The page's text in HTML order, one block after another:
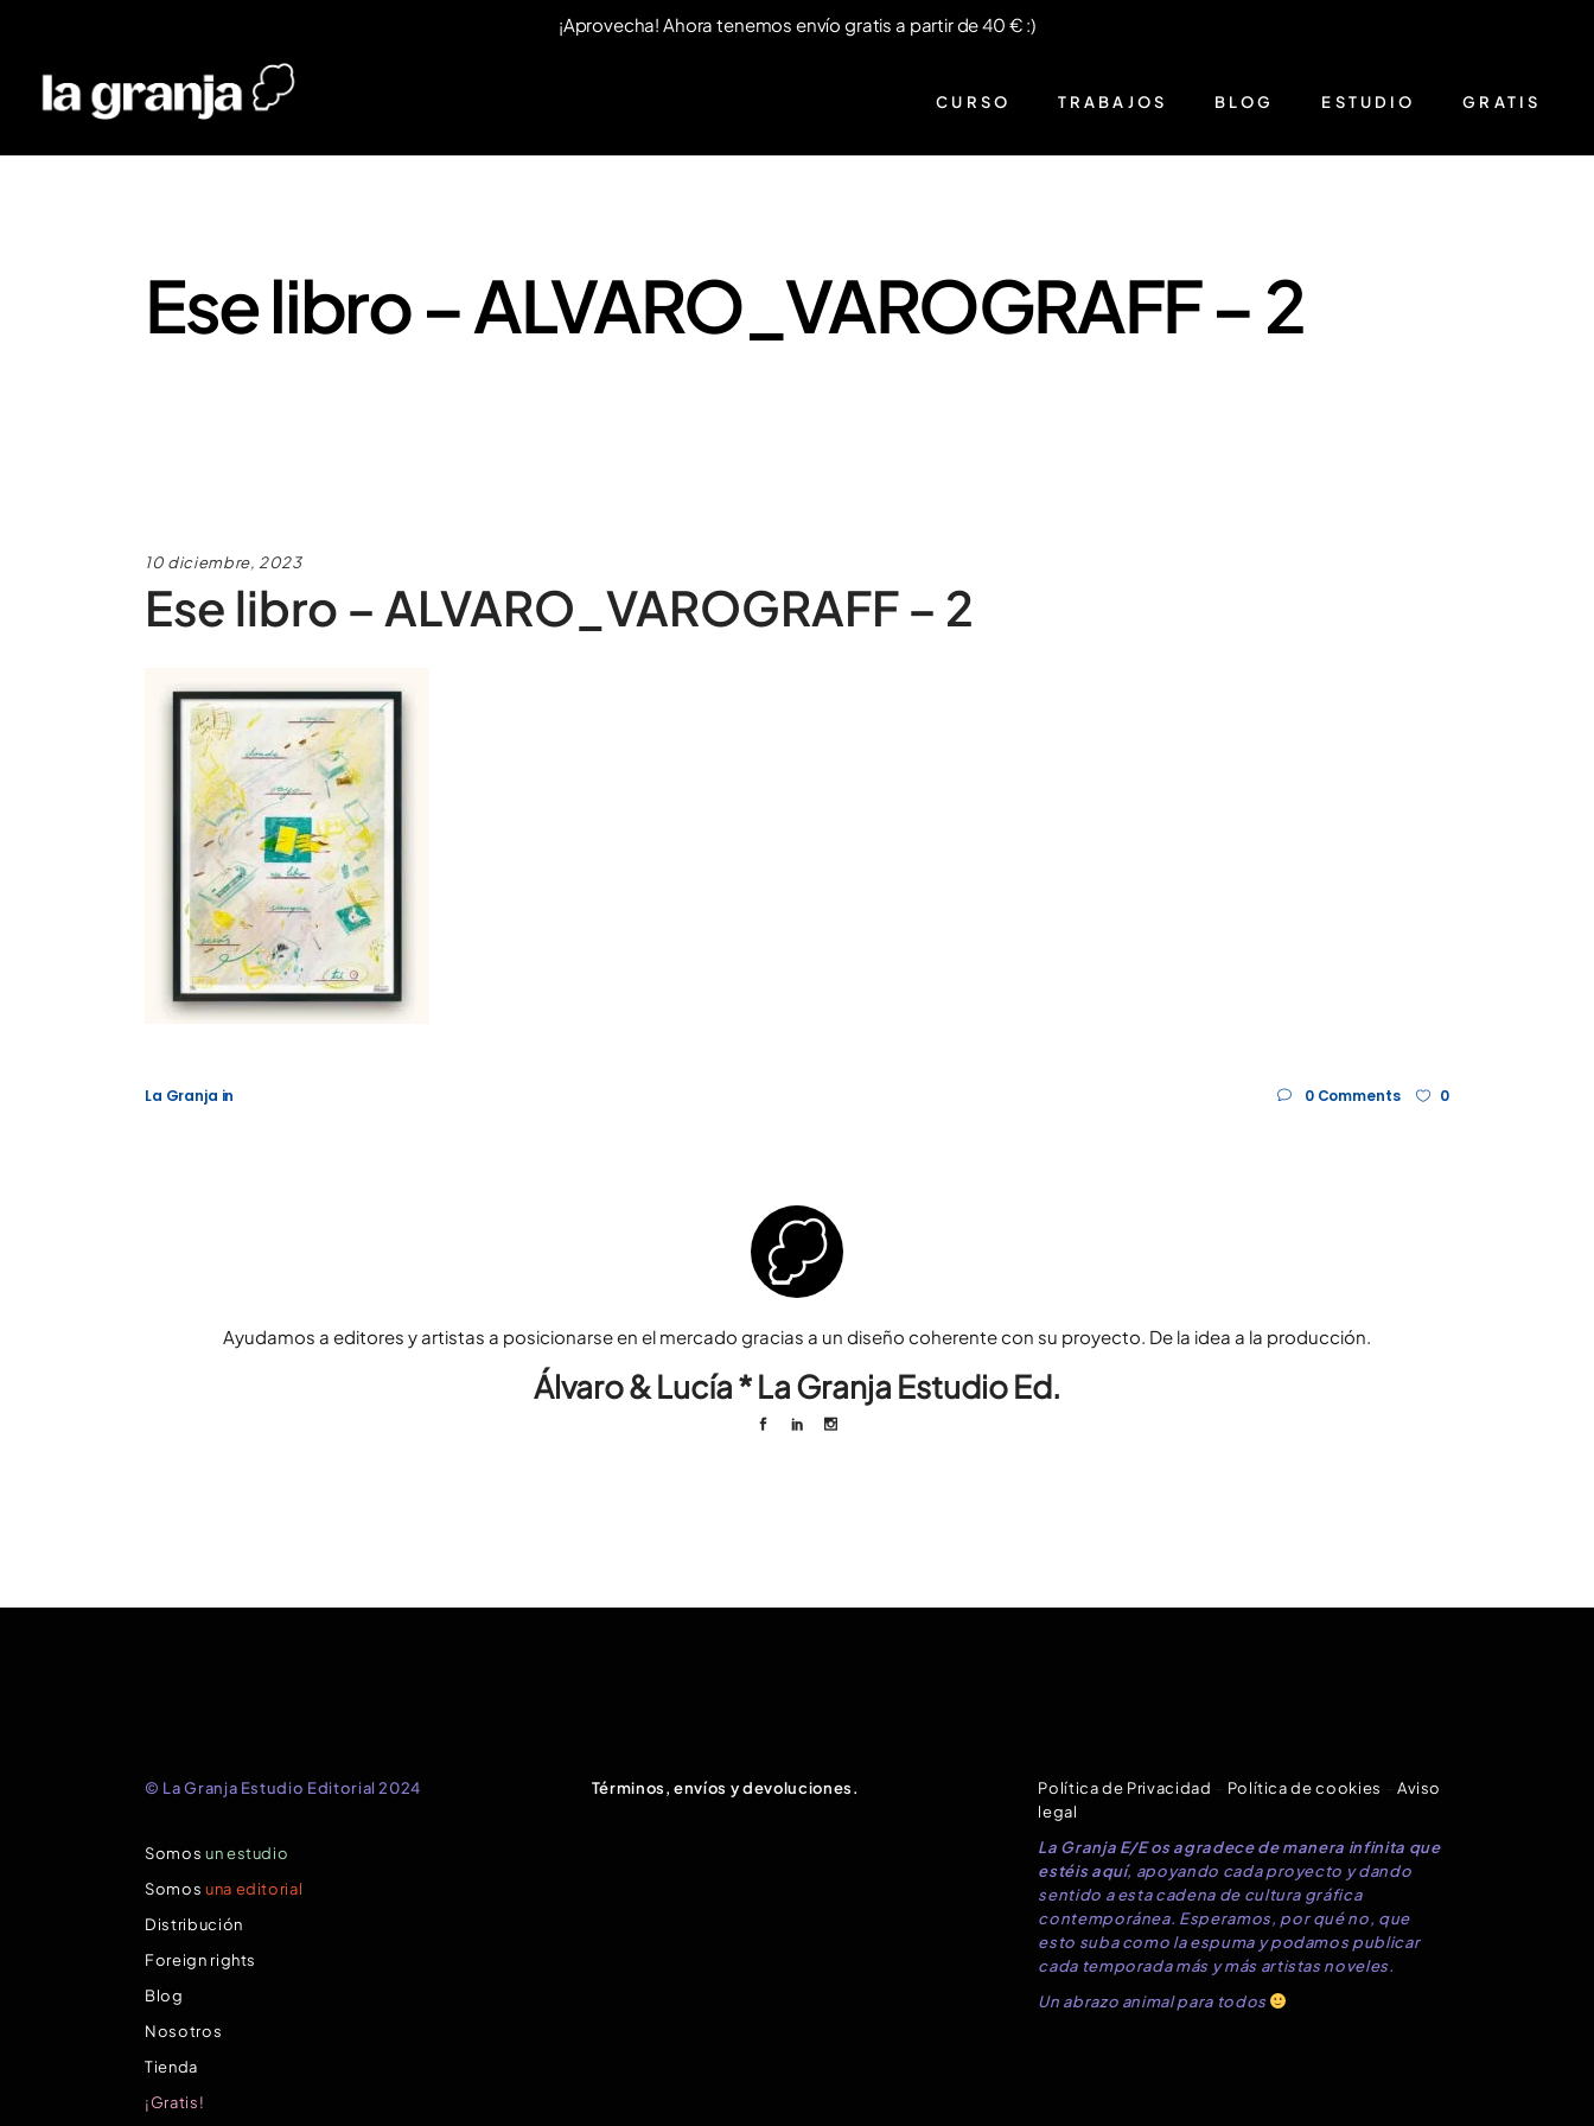
CURSO TRABAJOS BLOG ESTUDIO GRATIS
Ese libro – ALVARO_VAROGRAFF – 2
10 diciembre, 2023
Ese libro – ALVARO_VAROGRAFF – 2
La Granja in 0 Comments 0
Ayudamos a editores y artistas a posicionarse en el mercado gracias a un diseño coherente con su proyecto. De la idea a la producción.
Álvaro & Lucía * La Granja Estudio Ed.
© La Granja Estudio Editorial 2024
Somos un estudio
Somos una editorial
Distribución
Foreign rights
Blog
Nosotros
Tienda
¡Gratis!
Términos, envíos y devoluciones. Política de Privacidad Política de cookies
Aviso
legal
La Granja E/E os agradece de manera infinita que
estéis aquí, apoyando cada proyecto y dando
sentido a esta cadena de cultura gráfica
contemporánea. Esperamos, por qué no, que
esto suba como la espuma y podamos publicar
cada temporada más y más artistas noveles.
Un abrazo animal para todos
¡Aprovecha! Ahora tenemos envío gratis a partir de 40 € :)